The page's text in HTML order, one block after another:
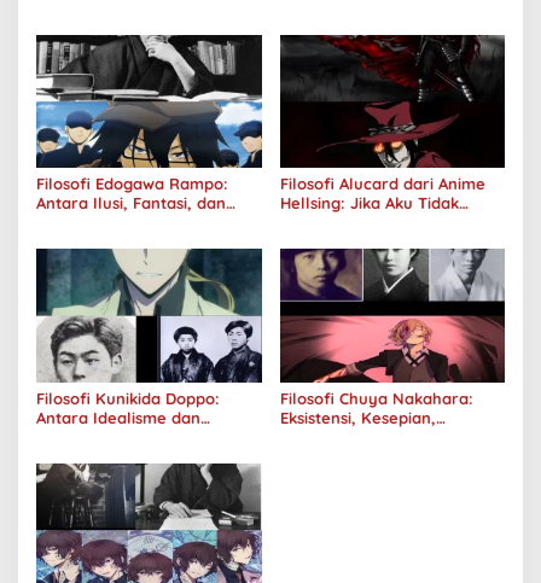
Filosofi Edogawa Rampo:
Antara Ilusi, Fantasi, dan
Filosofi Alucard dari Anime
Hellsing: Jika Aku Tidak
Filosofi Kunikida Doppo:
Antara Idealisme dan
Filosofi Chuya Nakahara:
Eksistensi, Kesepian,